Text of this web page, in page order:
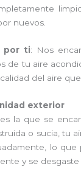
nuevos.
por ti: Nos
de tu aire
del aire que
exterior
la que se
o sucia, tu
lo
y se desgaste